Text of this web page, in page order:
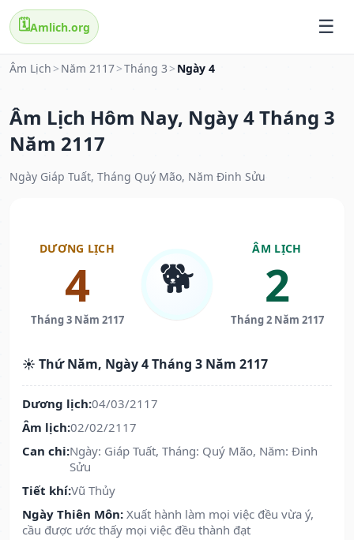
🗓️Amlich.org
Âm Lịch > Năm 2117>Tháng 3 > Ngày 4
Âm Lịch Hôm Nay, Ngày 4 Tháng 3
Năm 2117
Ngày Giáp Tuất, Tháng Quý Mão, Năm Đinh Sửu
DƯƠNG LỊCH
4
Tháng 3 Năm 2117
🐕
ÂM LỊCH
2
Tháng 2 Năm 2117
☀️ Thứ Năm, Ngày 4 Tháng 3 Năm 2117
Dương lịch:04/03/2117
Âm lịch:02/02/2117
Can chi:Ngày: Giáp Tuất, Tháng: Quý Mão, Năm: Đinh
Sửu
Tiết khí:Vũ Thủy
Ngày Thiên Môn: Xuất hành làm mọi việc đều vừa ý,
cầu được ước thấy mọi việc đều thành đạt